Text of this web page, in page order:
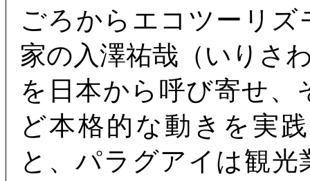
ごろからエコツーリ
家の入澤祐哉（いりさ
を日本から呼び寄せ
ど本格的な動きを実
と、パラグアイは観